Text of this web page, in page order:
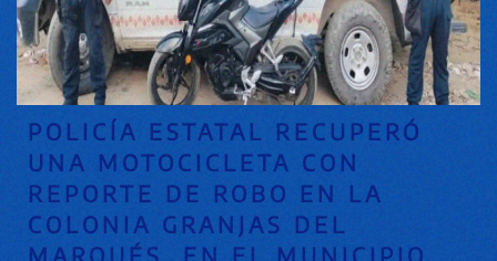
POLICÍA ESTATAL RECUPERÓ
UNA MOTOCICLETA CON
REPORTE DE ROBO EN LA
COLONIA GRANJAS DEL
MARQUÉS, EN EL MUNICIPIO